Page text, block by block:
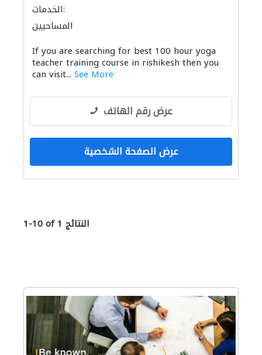
الخدمات:
المساحيين
If you are searching for best 100 hour yoga
teacher training course in rishikesh then you
can visit... See More
عرض رقم الهاتف
عرض الصفحة الشخصية
1-10 of 1 النتائج